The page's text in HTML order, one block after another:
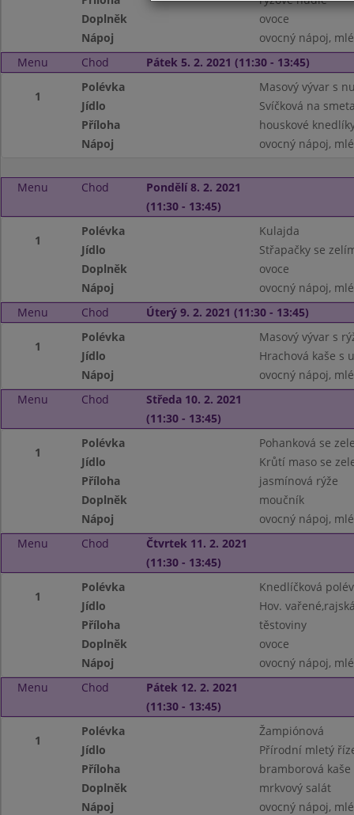
Doplněk
ovoce
Nápoj
ovocný nápoj,
Menu
Chod Pátek 5. 2. 2021 (11:30 - 13:45)
1
Polévka
Masový vývar s
Jídlo
Svíčková na
Příloha
houskové
Nápoj
ovocný nápoj,
Menu Chod
Pondělí 8. 2. 2021
(11:30 - 13:45)
1
Polévka
Kulajda
Jídlo
Střapačky se
Doplněk
ovoce
Nápoj
ovocný nápoj,
Menu
Chod Úterý 9. 2. 2021 (11:30 - 13:45)
1
Polévka
Masový vývar s
Jídlo
Hrachová kaše s
Nápoj
ovocný nápoj,
Menu
Chod
Středa 10. 2. 2021
(11:30 - 13:45)
1
Polévka
Pohanková se
Jídlo
Krůtí maso se
Příloha
jasmínová rýže
Doplněk
moučník
Nápoj
ovocný nápoj,
Menu
Chod
Čtvrtek 11. 2. 2021
(11:30 - 13:45)
1
Polévka
Knedlíčková
Jídlo
Hov.
Příloha
těstoviny
Doplněk
ovoce
Nápoj
ovocný nápoj,
Menu
Chod
Pátek 12. 2. 2021
(11:30 - 13:45)
1
Polévka
Žampiónová
Jídlo
Přírodní mletý
Příloha
bramborová kaše
Doplněk
mrkvový salát
Nápoj
ovocný nápoj,